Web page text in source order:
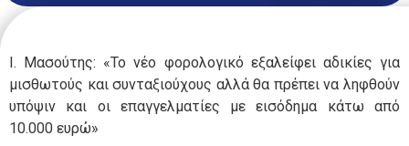
Ι. Μασούτης: «Το νέο φορολογικό εξαλείφει αδικίες για
μισθωτούς και συνταξιούχους αλλά θα πρέπει να ληφθούν
υπόψιν και οι επαγγελματίες με εισόδημα κάτω από
10.000 ευρώ»